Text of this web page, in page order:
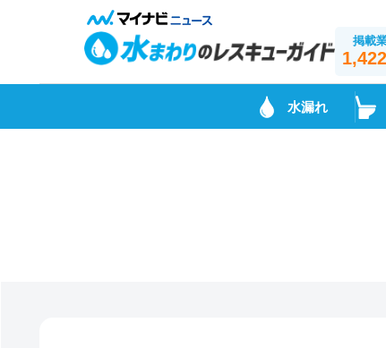
掲載
1,422
水漏れ